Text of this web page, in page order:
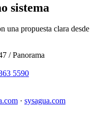
sistema
una propuesta clara desde
/ Panorama
5590
· sysagua.com